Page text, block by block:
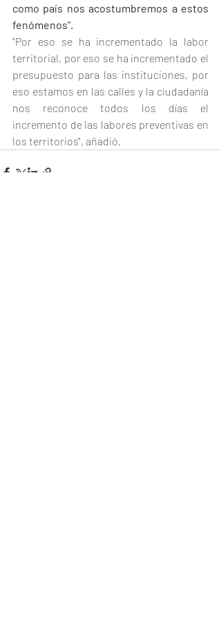
como país nos acostumbremos a estos
fenómenos".
"Por eso se ha incrementado la labor
territorial, por eso se ha incrementado el
presupuesto para las instituciones, por
eso estamos en las calles y la ciudadanía
nos reconoce todos los días el
incremento de las labores preventivas en
los territorios", añadió.